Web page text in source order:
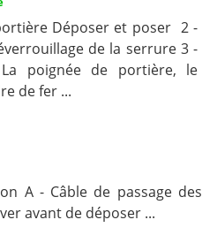
Déposer et poser 2 -
de la serrure 3 -
poignée de portière, le
de fer ...
A - Câble de passage des
avant de déposer ...